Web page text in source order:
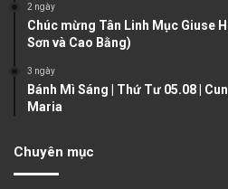
2 ngày
Chúc mừng Tân Linh Mục Giuse
Sơn và Cao Bằng)
3 ngày
Bánh Mì Sáng | Thứ Tư 05.08 |
Maria
Chuyên mục